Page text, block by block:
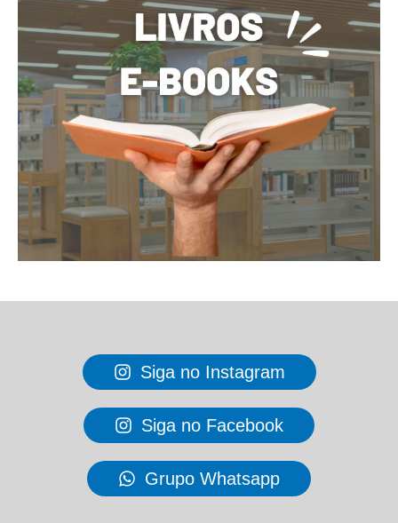
Siga no Instagram
Siga no Facebook
Grupo Whatsapp